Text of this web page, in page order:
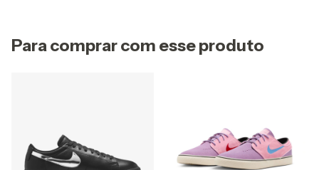
Para comprar com esse produto